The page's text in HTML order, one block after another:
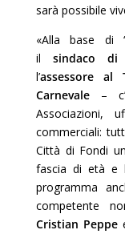
sarà possibile
«Alla base di
il
sindaco di
l’assessore al
Carnevale
–
Associazioni,
commerciali:
Città di Fondi
fascia di età e
programma
competente
Cristian Peppe